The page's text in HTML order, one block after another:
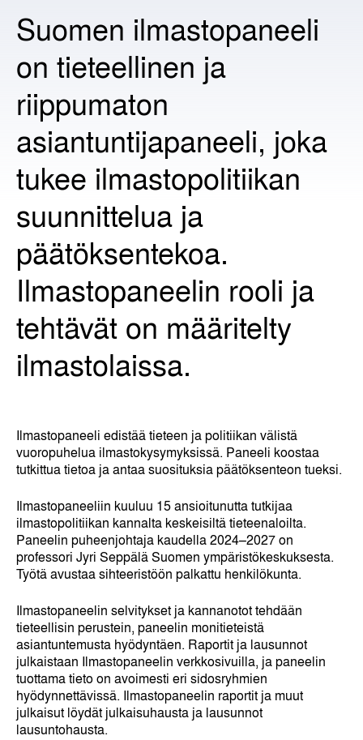
Suomen ilmastopaneeli
on tieteellinen ja
riippumaton
asiantuntijapaneeli, joka
tukee ilmastopolitiikan
suunnittelua ja
päätöksentekoa.
Ilmastopaneelin rooli ja
tehtävät on määritelty
ilmastolaissa.
Ilmastopaneeli edistää tieteen ja politiikan välistä
vuoropuhelua ilmastokysymyksissä. Paneeli koostaa
tutkittua tietoa ja antaa suosituksia päätöksenteon tueksi.
Ilmastopaneeliin kuuluu 15 ansioitunutta tutkijaa
ilmastopolitiikan kannalta keskeisiltä tieteenaloilta.
Paneelin puheenjohtaja kaudella 2024–2027 on
professori Jyri Seppälä Suomen ympäristökeskuksesta.
Työtä avustaa sihteeristöön palkattu henkilökunta.
Ilmastopaneelin selvitykset ja kannanotot tehdään
tieteellisin perustein, paneelin monitieteistä
asiantuntemusta hyödyntäen. Raportit ja lausunnot
julkaistaan Ilmastopaneelin verkkosivuilla, ja paneelin
tuottama tieto on avoimesti eri sidosryhmien
hyödynnettävissä. Ilmastopaneelin raportit ja muut
julkaisut löydät julkaisuhausta ja lausunnot
lausuntohausta.